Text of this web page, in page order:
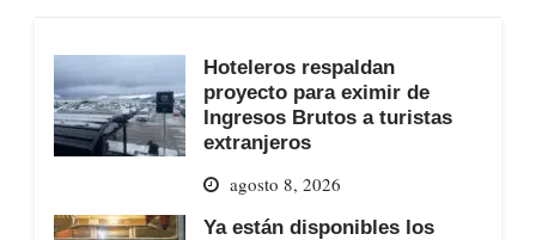
Hoteleros respaldan
proyecto para eximir de
Ingresos Brutos a turistas
extranjeros
agosto 8, 2026
Ya están disponibles los